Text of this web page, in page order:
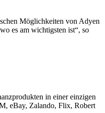
Möglichkeiten von Adyen
es am wichtigsten ist“, so
in einer einzigen
eBay, Zalando, Flix, Robert